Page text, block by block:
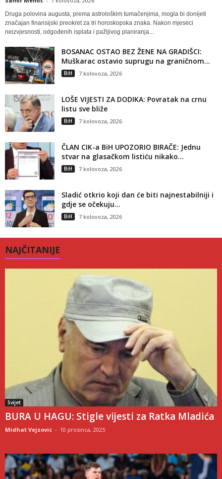
Druga polovina augusta, prema astrološkim tumačenjima, mogla bi donijeti
značajan finansijski preokret za tri horoskopska znaka. Nakon mjeseci
neizvjesnosti, odgođenih isplata i pažljivog planiranja...
BOSANAC OSTAO BEZ ŽENE NA GRADIŠCI:
Muškarac ostavio suprugu na graničnom...
BiH 7 kolovoza, 2026
LOŠE VIJESTI ZA DODIKA: Povratak na crnu
listu sve bliže
BiH 7 kolovoza, 2026
ČLAN CIK-a BiH UPOZORIO BIRAČE: Jednu
stvar na glasačkom listiću nikako...
BiH 7 kolovoza, 2026
Sladić otkrio koji dan će biti najnestabilniji i
gdje se očekuju...
BiH 7 kolovoza, 2026
NAJČITANIJE
Svijet
BURA U HAGU: Stigle vijesti za Ratka Mladića
Midhat Vejzovic - 10 prosinca, 2025